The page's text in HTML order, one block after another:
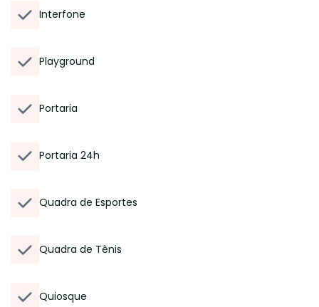
Interfone
Playground
Portaria
Portaria 24h
Quadra de Esportes
Quadra de Tênis
Quiosque